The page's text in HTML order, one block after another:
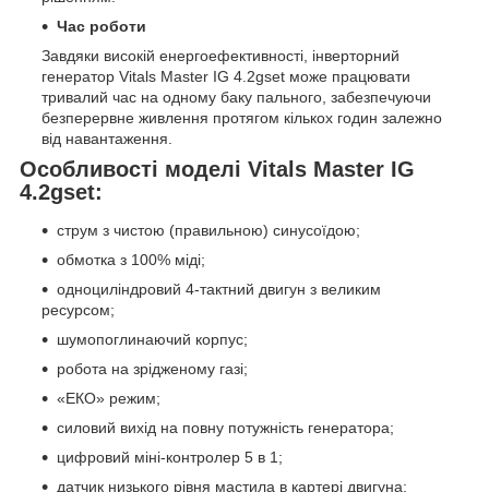
Час роботи
Завдяки високій енергоефективності, інверторний
генератор Vitals Master IG 4.2gset може працювати
тривалий час на одному баку пального, забезпечуючи
безперервне живлення протягом кількох годин залежно
від навантаження.
Особливості моделі Vitals Master IG
4.2gset:
струм з чистою (правильною) синусоїдою;
обмотка з 100% міді;
одноциліндровий 4-тактний двигун з великим
ресурсом;
шумопоглинаючий корпус;
робота на зрідженому газі;
«ЕКО» режим;
силовий вихід на повну потужність генератора;
цифровий міні-контролер 5 в 1;
датчик низького рівня мастила в картері двигуна;